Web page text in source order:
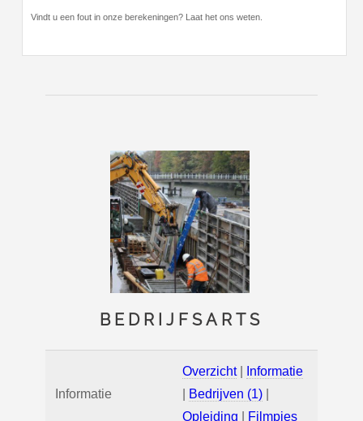
Vindt u een fout in onze berekeningen? Laat het ons weten.
BEDRIJFSARTS
Informatie
Overzicht|
Informatie
Bedrijven (1)
Opleiding
Filmpjes